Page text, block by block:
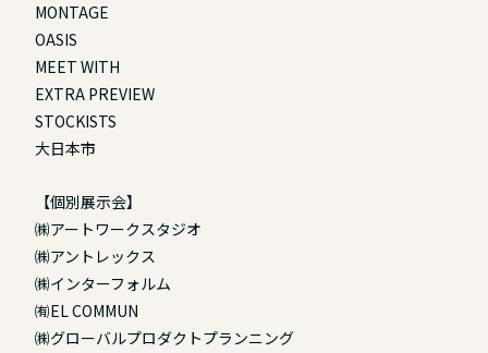
MONTAGE
OASIS
MEET WITH
EXTRA PREVIEW
STOCKISTS
大日本市
【個別展示会】
㈱アートワークスタジオ
㈱アントレックス
㈱インターフォルム
㈲EL COMMUN
㈱グローバルプロダクトプランニング